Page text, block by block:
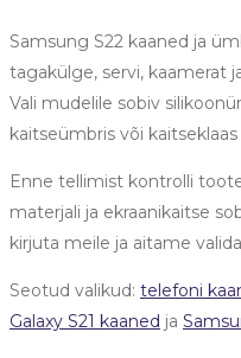
Samsung S22 kaaned ja
tagakülge, servi, kaamerat
Vali mudelile sobiv
kaitseümbris või
Enne tellimist kontrolli
materjali ja ekraanikaitse
kirjuta meile ja aitame
Seotud valikud: telefoni
Galaxy S21 kaaned ja